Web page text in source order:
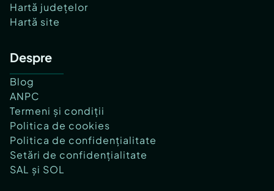
Hartă județelor
Hartă site
Despre
Blog
ANPC
Termeni și condiții
Politica de cookies
Politica de confidențialitate
Setări de confidențialitate
SAL și SOL